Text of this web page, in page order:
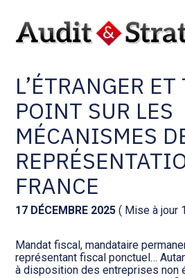
Aller
Comptabilité et conseil
Social et ressources humaines
Assistance juridique
Pilotage d’entreprise
Audit légal
Gestion de patrimoine
Gestion des documents :
Tenue de votre comptabilité :
ACD
Facturation et pilotage :
EVOLIZ
Facturation et pilotage : MEG
WAIBI
L’ÉTRANGER
POINT SUR LES
MÉCANISMES
FRANCE
17 DÉCEMBRE 2025 ( Mise à jour
Mandat fiscal, mandataire
représentant fiscal ponctuel…
à disposition des entreprises non